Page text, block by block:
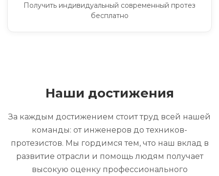
Получить индивидуальный современный протез
бесплатно
Наши достижения
За каждым достижением стоит труд всей нашей
команды: от инженеров до техников-
протезистов. Мы гордимся тем, что наш вклад в
развитие отрасли и помощь людям получает
высокую оценку профессионального